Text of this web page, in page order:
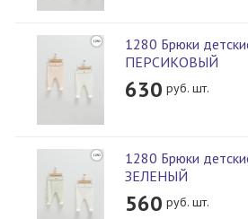
1280 Брюки
ПЕРСИКОВЫЙ
630 руб. шт.
1280 Брюки
ЗЕЛЕНЫЙ
560 руб. шт.